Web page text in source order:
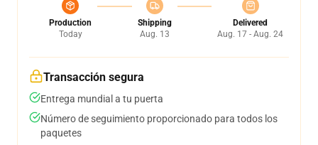
Production
Today
Shipping
Aug. 13
Delivered
Aug. 17 - Aug. 24
Transacción segura
Entrega mundial a tu puerta
Número de seguimiento proporcionado para todos los
paquetes